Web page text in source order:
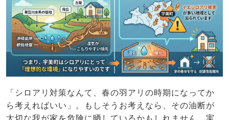
「シロアリ対策なんて、春の羽アリの時期になってか
ら考えればいい」。もしそうお考えなら、その油断が